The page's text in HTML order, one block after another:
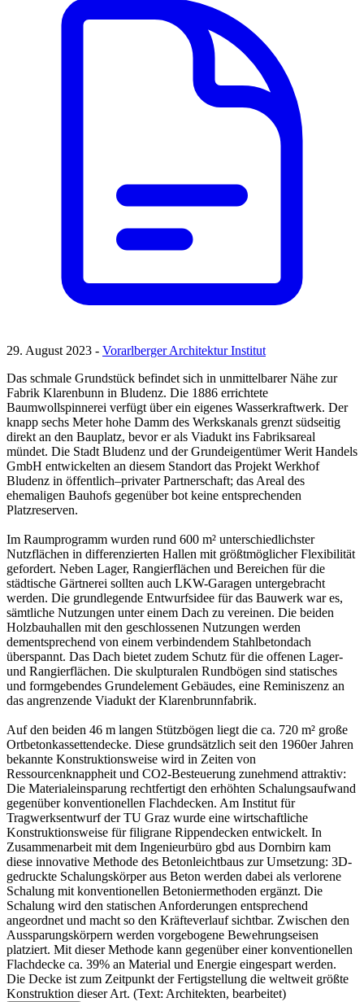
29. August 2023 - Vorarlberger Architektur Institut
Das schmale Grundstück befindet sich in unmittelbarer Nähe zur
Fabrik Klarenbunn in Bludenz. Die 1886 errichtete
Baumwollspinnerei verfügt über ein eigenes Wasserkraftwerk. Der
knapp sechs Meter hohe Damm des Werkskanals grenzt südseitig
direkt an den Bauplatz, bevor er als Viadukt ins Fabriksareal
mündet. Die Stadt Bludenz und der Grundeigentümer Werit Handels
GmbH entwickelten an diesem Standort das Projekt Werkhof
Bludenz in öffentlich–privater Partnerschaft; das Areal des
ehemaligen Bauhofs gegenüber bot keine entsprechenden
Platzreserven.
Im Raumprogramm wurden rund 600 m² unterschiedlichster
Nutzflächen in differenzierten Hallen mit größtmöglicher Flexibilität
gefordert. Neben Lager, Rangierflächen und Bereichen für die
städtische Gärtnerei sollten auch LKW-Garagen untergebracht
werden. Die grundlegende Entwurfsidee für das Bauwerk war es,
sämtliche Nutzungen unter einem Dach zu vereinen. Die beiden
Holzbauhallen mit den geschlossenen Nutzungen werden
dementsprechend von einem verbindendem Stahlbetondach
überspannt. Das Dach bietet zudem Schutz für die offenen Lager-
und Rangierflächen. Die skulpturalen Rundbögen sind statisches
und formgebendes Grundelement Gebäudes, eine Reminiszenz an
das angrenzende Viadukt der Klarenbrunnfabrik.
Auf den beiden 46 m langen Stützbögen liegt die ca. 720 m² große
Ortbetonkassettendecke. Diese grundsätzlich seit den 1960er Jahren
bekannte Konstruktionsweise wird in Zeiten von
Ressourcenknappheit und CO2-Besteuerung zunehmend attraktiv:
Die Materialeinsparung rechtfertigt den erhöhten Schalungsaufwand
gegenüber konventionellen Flachdecken. Am Institut für
Tragwerksentwurf der TU Graz wurde eine wirtschaftliche
Konstruktionsweise für filigrane Rippendecken entwickelt. In
Zusammenarbeit mit dem Ingenieurbüro gbd aus Dornbirn kam
diese innovative Methode des Betonleichtbaus zur Umsetzung: 3D-
gedruckte Schalungskörper aus Beton werden dabei als verlorene
Schalung mit konventionellen Betoniermethoden ergänzt. Die
Schalung wird den statischen Anforderungen entsprechend
angeordnet und macht so den Kräfteverlauf sichtbar. Zwischen den
Aussparungskörpern werden vorgebogene Bewehrungseisen
platziert. Mit dieser Methode kann gegenüber einer konventionellen
Flachdecke ca. 39% an Material und Energie eingespart werden.
Die Decke ist zum Zeitpunkt der Fertigstellung die weltweit größte
Konstruktion dieser Art. (Text: Architekten, bearbeitet)